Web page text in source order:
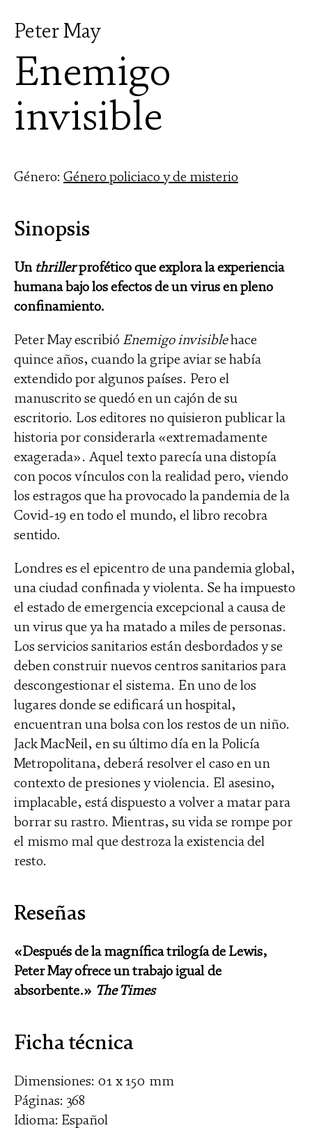
Peter May
Enemigo
invisible
Género: Género policiaco y de misterio
Sinopsis
Un thrillerprofético que explora la experiencia
humana bajo los efectos de un virus en pleno
confinamiento.
Peter May escribió Enemigo invisiblehace
quince años, cuando la gripe aviar se había
extendido por algunos países. Pero el
manuscrito se quedó en un cajón de su
escritorio. Los editores no quisieron publicar la
historia por considerarla «extremadamente
exagerada». Aquel texto parecía una distopía
con pocos vínculos con la realidad pero, viendo
los estragos que ha provocado la pandemia de la
Covid-19 en todo el mundo, el libro recobra
sentido.
Londres es el epicentro de una pandemia global,
una ciudad confinada y violenta. Se ha impuesto
el estado de emergencia excepcional a causa de
un virus que ya ha matado a miles de personas.
Los servicios sanitarios están desbordados y se
deben construir nuevos centros sanitarios para
descongestionar el sistema. En uno de los
lugares donde se edificará un hospital,
encuentran una bolsa con los restos de un niño.
Jack MacNeil, en su último día en la Policía
Metropolitana, deberá resolver el caso en un
contexto de presiones y violencia. El asesino,
implacable, está dispuesto a volver a matar para
borrar su rastro. Mientras, su vida se rompe por
el mismo mal que destroza la existencia del
resto.
Reseñas
«Después de la magnífica trilogía de Lewis,
Peter May ofrece un trabajo igual de
absorbente.» The Times
Ficha técnica
Dimensiones: 01 x 150 mm
Páginas: 368
Idioma: Español